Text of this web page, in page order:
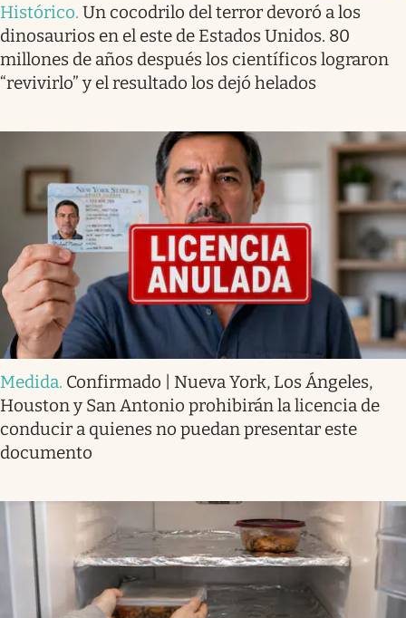
Histórico. Un cocodrilo del terror devoró a los
dinosaurios en el este de Estados Unidos. 80
millones de años después los científicos lograron
“revivirlo” y el resultado los dejó helados
Medida. Confirmado | Nueva York, Los Ángeles,
Houston y San Antonio prohibirán la licencia de
conducir a quienes no puedan presentar este
documento